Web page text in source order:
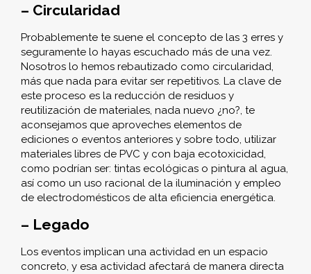
– Circularidad
Probablemente te suene el concepto de las 3 erres y
seguramente lo hayas escuchado más de una vez.
Nosotros lo hemos rebautizado como circularidad,
más que nada para evitar ser repetitivos. La clave de
este proceso es la reducción de residuos y
reutilización de materiales, nada nuevo ¿no?, te
aconsejamos que aproveches elementos de
ediciones o eventos anteriores y sobre todo, utilizar
materiales libres de PVC y con baja ecotoxicidad,
como podrían ser: tintas ecológicas o pintura al agua,
así como un uso racional de la iluminación y empleo
de electrodomésticos de alta eficiencia energética.
– Legado
Los eventos implican una actividad en un espacio
concreto, y esa actividad afectará de manera directa